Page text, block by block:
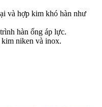
và hợp kim khó hàn như
hàn ống áp lực.
kim niken và inox.